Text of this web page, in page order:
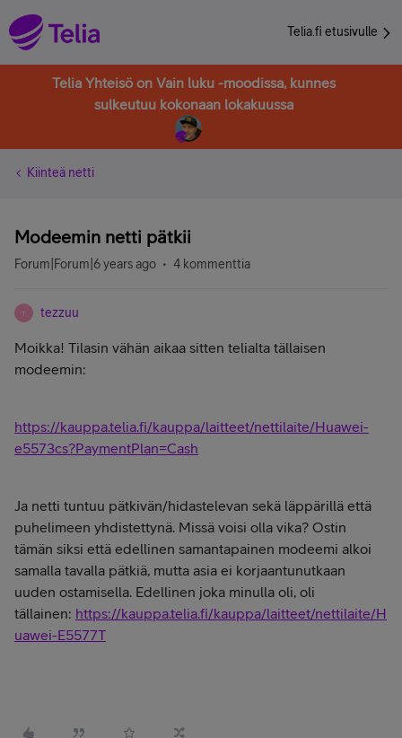
Telia.fi etusivulle
Telia Yhteisö on Vain luku -moodissa, kunnes
sulkeutuu kokonaan lokakuussa
Kiinteä netti
Modeemin netti pätkii
Forum|Forum|6 years ago 4 kommenttia
T tezzuu
Moikka! Tilasin vähän aikaa sitten telialta tällaisen
modeemin:
https://kauppa.telia.fi/kauppa/laitteet/nettilaite/Huawei-
e5573cs?PaymentPlan=Cash
Ja netti tuntuu pätkivän/hidastelevan sekä läppärillä että
puhelimeen yhdistettynä. Missä voisi olla vika? Ostin
tämän siksi että edellinen samantapainen modeemi alkoi
samalla tavalla pätkiä, mutta asia ei korjaantunutkaan
uuden ostamisella. Edellinen joka minulla oli, oli
tällainen: https://kauppa.telia.fi/kauppa/laitteet/nettilaite/H
uawei-E5577T